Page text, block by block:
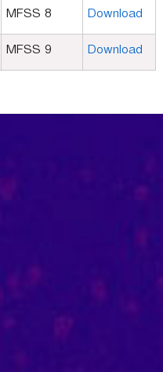
MFSS 8
Download
MFSS 9 Download